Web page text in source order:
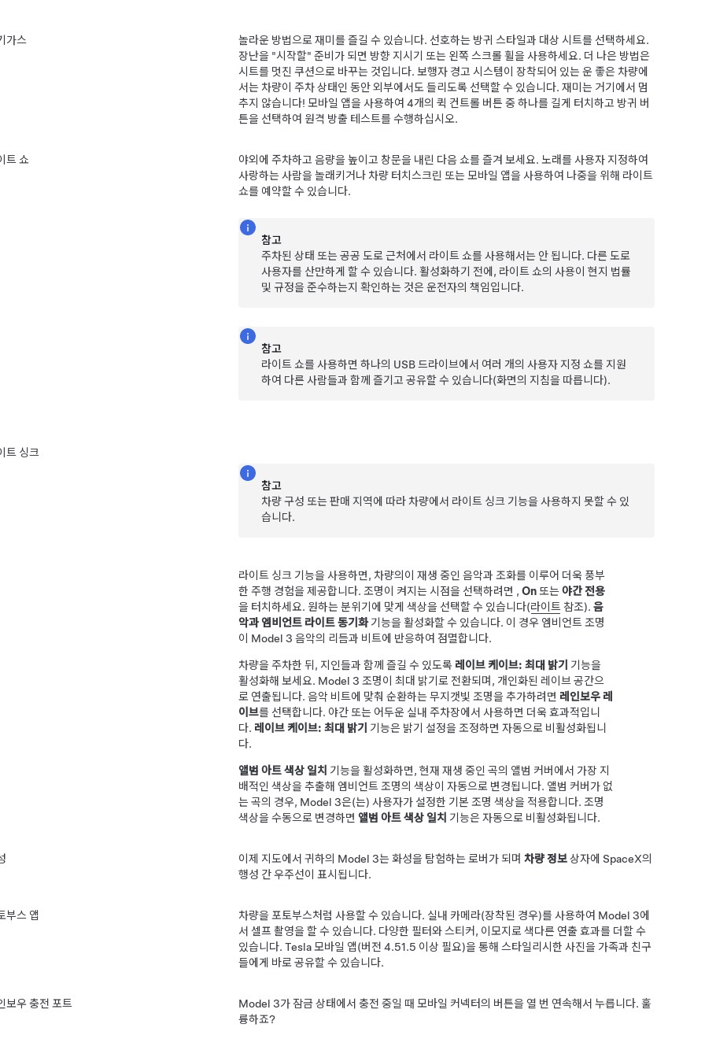
가스
놀라운 방법으로 재미를 즐길 수 있습니다. 선호하는 방귀 스타일과 대상 시트를 선택하세요.
장난을 "시작할" 준비가 되면 방향 지시기 또는 왼쪽 스크롤 휠을 사용하세요. 더 나은 방법은
시트를 멋진 쿠션으로 바꾸는 것입니다. 보행자 경고 시스템이 장착되어 있는 운 좋은 차량에
서는 차량이 주차 상태인 동안 외부에서도 들리도록 선택할 수 있습니다. 재미는 거기에서 멈
추지 않습니다! 모바일 앱을 사용하여 4개의 퀵 컨트롤 버튼 중 하나를 길게 터치하고 방귀 버
튼을 선택하여 원격 방출 테스트를 수행하십시오.
트 쇼
야외에 주차하고 음량을 높이고 창문을 내린 다음 쇼를 즐겨 보세요. 노래를 사용자 지정하여
사랑하는 사람을 놀래키거나 차량 터치스크린 또는 모바일 앱을 사용하여 나중을 위해 라이트
쇼를 예약할 수 있습니다.
참고
주차된 상태 또는 공공 도로 근처에서 라이트 쇼를 사용해서는 안 됩니다. 다른 도로
사용자를 산만하게 할 수 있습니다. 활성화하기 전에, 라이트 쇼의 사용이 현지 법률
및 규정을 준수하는지 확인하는 것은 운전자의 책임입니다.
참고
라이트 쇼를 사용하면 하나의 USB 드라이브에서 여러 개의 사용자 지정 쇼를 지원
하여 다른 사람들과 함께 즐기고 공유할 수 있습니다(화면의 지침을 따릅니다).
트 싱크
참고
차량 구성 또는 판매 지역에 따라 차량에서 라이트 싱크 기능을 사용하지 못할 수 있
습니다.
라이트 싱크 기능을 사용하면, 차량의이 재생 중인 음악과 조화를 이루어 더욱 풍부
한 주행 경험을 제공합니다. 조명이 켜지는 시점을 선택하려면 , On 또는야간 전용
을 터치하세요. 원하는 분위기에 맞게 색상을 선택할 수 있습니다(라이트 참조). 음
악과 엠비언트 라이트 동기화기능을 활성화할 수 있습니다. 이 경우 엠비언트 조명
이 Model 3 음악의 리듬과 비트에 반응하여 점멸합니다.
차량을 주차한 뒤, 지인들과 함께 즐길 수 있도록 레이브 케이브: 최대 밝기 기능을
활성화해 보세요. Model 3 조명이 최대 밝기로 전환되며, 개인화된 레이브 공간으
로 연출됩니다. 음악 비트에 맞춰 순환하는 무지갯빛 조명을 추가하려면 레인보우 레
이브를 선택합니다. 야간 또는 어두운 실내 주차장에서 사용하면 더욱 효과적입니
다. 레이브 케이브: 최대 밝기 기능은 밝기 설정을 조정하면 자동으로 비활성화됩니
다.
앨범 아트 색상 일치 기능을 활성화하면, 현재 재생 중인 곡의 앨범 커버에서 가장 지
배적인 색상을 추출해 엠비언트 조명의 색상이 자동으로 변경됩니다. 앨범 커버가 없
는 곡의 경우, Model 3은(는) 사용자가 설정한 기본 조명 색상을 적용합니다. 조명
색상을 수동으로 변경하면 앨범 아트 색상 일치 기능은 자동으로 비활성화됩니다.
이제 지도에서 귀하의 Model 3는 화성을 탐험하는 로버가 되며 차량 정보상자에 SpaceX의
행성 간 우주선이 표시됩니다.
부스 앱 차량을 포토부스처럼 사용할 수 있습니다. 실내 카메라(장착된 경우)를 사용하여 Model 3에
서 셀프 촬영을 할 수 있습니다. 다양한 필터와 스티커, 이모지로 색다른 연출 효과를 더할 수
있습니다. Tesla 모바일 앱(버전 4.51.5 이상 필요)을 통해 스타일리시한 사진을 가족과 친구
들에게 바로 공유할 수 있습니다.
보우 충전 포트 Model 3가 잠금 상태에서 충전 중일 때 모바일 커넥터의 버튼을 열 번 연속해서 누릅니다. 훌
륭하죠?